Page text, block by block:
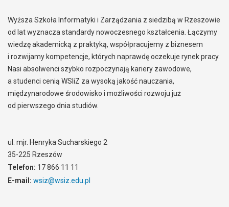
Wyższa Szkoła Informatyki i Zarządzania z siedzibą w Rzeszowie
od lat wyznacza standardy nowoczesnego kształcenia. Łączymy
wiedzę akademicką z praktyką, współpracujemy z biznesem
i rozwijamy kompetencje, których naprawdę oczekuje rynek pracy.
Nasi absolwenci szybko rozpoczynają kariery zawodowe,
a studenci cenią WSIiZ za wysoką jakość nauczania,
międzynarodowe środowisko i możliwości rozwoju już
od pierwszego dnia studiów.
ul. mjr. Henryka Sucharskiego 2
35-225 Rzeszów
Telefon: 17 866 11 11
E-mail: wsiz@wsiz.edu.pl